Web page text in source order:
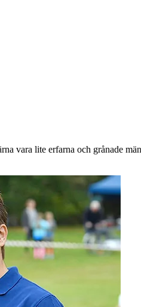
vara lite erfarna och grånade